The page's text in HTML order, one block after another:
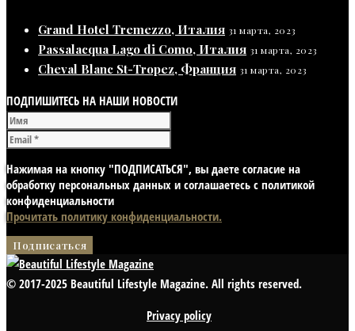
Grand Hotel Tremezzo, Италия 31 марта, 2023
Passalacqua Lago di Como, Италия 31 марта, 2023
Cheval Blanc St-Tropez, Франция 31 марта, 2023
ПОДПИШИТЕСЬ НА НАШИ НОВОСТИ
Нажимая на кнопку "ПОДПИСАТЬСЯ", вы даете согласие на
обработку персональных данных и соглашаетесь с политикой
конфиденциальности
Прочитать политику конфиденциальности.
© 2017-2025 Beautiful Lifestyle Magazine. All rights reserved.
Privacy policy